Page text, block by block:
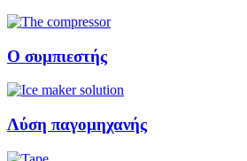
Ο συμπιεστής
Λύση παγομηχανής